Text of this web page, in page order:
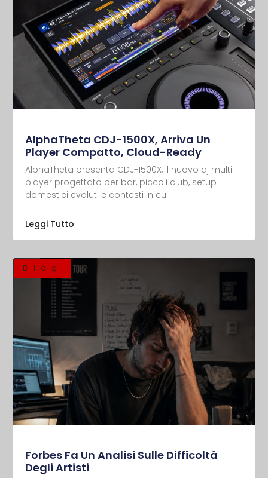
AlphaTheta CDJ-1500X, Arriva Un
Player Compatto, Cloud-Ready
AlphaTheta presenta CDJ-1500X, il nuovo dj multi
player progettato per bar, piccoli club, setup
domestici evoluti e contesti in cui
Leggi Tutto
Blog
Forbes Fa Un Analisi Sulle Difficoltà
Degli Artisti